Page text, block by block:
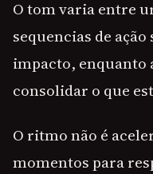
O tom varia entre
sequencias de
impacto, enquanto
consolidar o que
O ritmo não é
momentos para